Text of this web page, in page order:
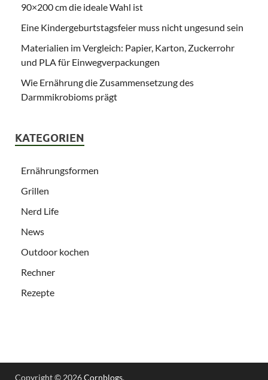
90×200 cm die ideale Wahl ist
Eine Kindergeburtstagsfeier muss nicht ungesund sein
Materialien im Vergleich: Papier, Karton, Zuckerrohr
und PLA für Einwegverpackungen
Wie Ernährung die Zusammensetzung des
Darmmikrobioms prägt
KATEGORIEN
Ernährungsformen
Grillen
Nerd Life
News
Outdoor kochen
Rechner
Rezepte
Copyright © 2026Cornblogs.